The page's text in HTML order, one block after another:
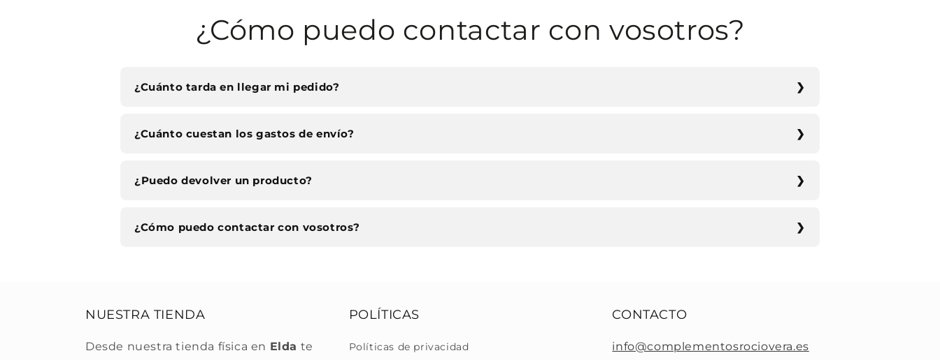
¿Cómo puedo contactar con vosotros?
¿Cuánto tarda en llegar mi pedido?
¿Cuánto cuestan los gastos de envío?
¿Puedo devolver un producto?
¿Cómo puedo contactar con vosotros?
NUESTRA TIENDA
Desde nuestra tienda física en Elda te
POLÍTICAS
Políticas de privacidad
CONTACTO
info@complementosrociovera.es